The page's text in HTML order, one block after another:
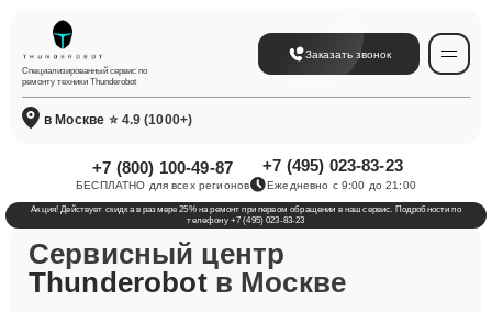
Специализированный сервис по
ремонту техники Thunderobot
Заказать звонок
в Москве ⭐ 4.9 (1000+)
+7 (800) 100-49-87
БЕСПЛАТНО для всех регионов
+7 (495) 023-83-23
Ежедневно с 9:00 до 21:00
Акция! Действует скидка в размере 25% на ремонт при первом обращении в наш сервис. Подробности по
телефону +7 (495) 023-83-23
Сервисный центр
Thunderobotв Москве